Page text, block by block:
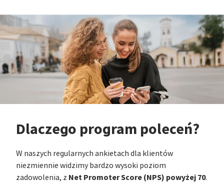
Dlaczego program poleceń?
W naszych regularnych ankietach dla klientów
niezmiennie widzimy bardzo wysoki poziom
zadowolenia, z Net Promoter Score (NPS) powyżej 70.